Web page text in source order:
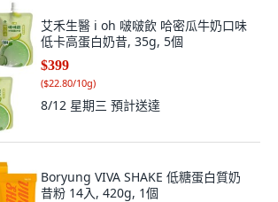
艾禾生醫 i oh 啵啵飲 哈密瓜牛奶口味
低卡高蛋白奶昔, 35g, 5個
$399
($22.80/10g)
8/12 星期三 預計送達
Boryung VIVA SHAKE 低糖蛋白質奶
昔粉 14入, 420g, 1個